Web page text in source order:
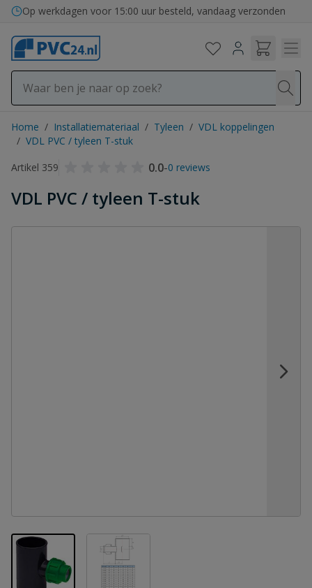
Ga naar de inhoud
Op werkdagen voor 15:00 uur besteld, vandaag verzonden
Home / Installatiemateriaal / Tyleen / VDL koppelingen
/ VDL PVC / tyleen T-stuk
Artikel 359
0.0-0 reviews
VDL PVC / tyleen T-stuk
View larger imageView larger image